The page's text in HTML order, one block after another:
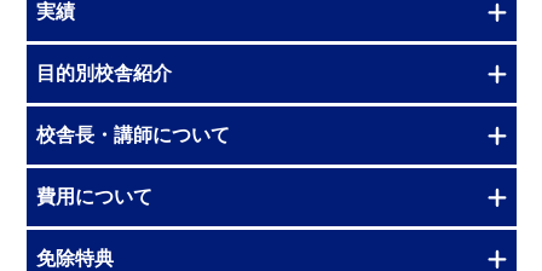
実績
目的別校舎紹介
校舎長・講師について
費用について
免除特典